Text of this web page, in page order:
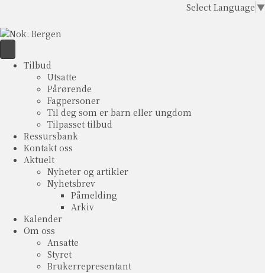
Select Language ▼
Tilbud
Utsatte
Pårørende
Fagpersoner
Til deg som er barn eller ungdom
Tilpasset tilbud
Ressursbank
Kontakt oss
Aktuelt
Nyheter og artikler
Nyhetsbrev
Påmelding
Arkiv
Kalender
Om oss
Ansatte
Styret
Brukerrepresentant